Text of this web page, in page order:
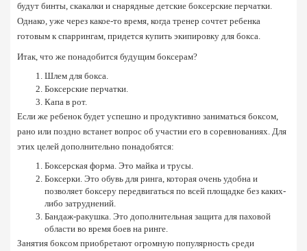
будут бинты, скакалки и снарядные детские боксерские перчатки.
Однако, уже через какое-то время, когда тренер сочтет ребенка
готовым к спаррингам, придется купить экипировку для бокса.
Итак, что же понадобится будущим боксерам?
Шлем для бокса.
Боксерские перчатки.
Капа в рот.
Если же ребенок будет успешно и продуктивно заниматься боксом,
рано или поздно встанет вопрос об участии его в соревнованиях. Для
этих целей дополнительно понадобятся:
Боксерская форма. Это майка и трусы.
Боксерки. Это обувь для ринга, которая очень удобна и
позволяет боксеру передвигаться по всей площадке без каких-
либо затруднений.
Бандаж-ракушка. Это дополнительная защита для паховой
области во время боев на ринге.
Занятия боксом приобретают огромную популярность среди